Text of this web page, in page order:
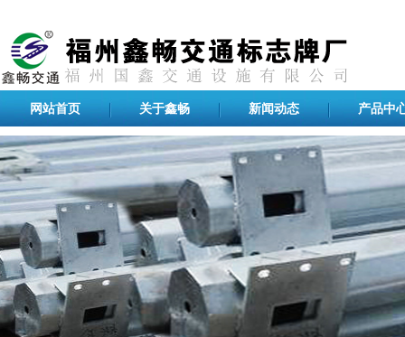
网站首页 关于鑫畅 新闻动态 产品中